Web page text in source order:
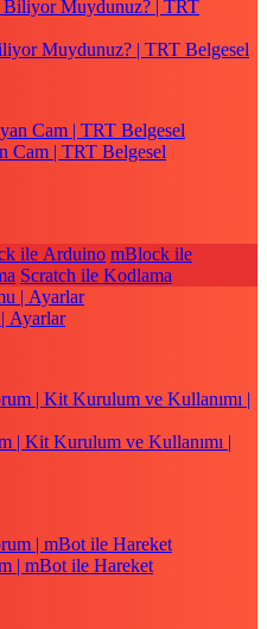
Muydunuz? | TRT Belgesel
Cam | TRT Belgesel
ile Arduino mBlock ile
Scratch ile Kodlama
Ayarlar
| Kit Kurulum ve Kullanımı |
| mBot ile Hareket